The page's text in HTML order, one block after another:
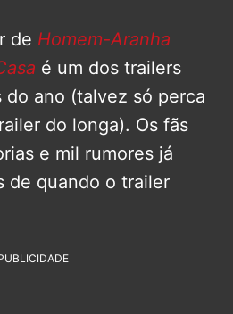
de Homem-Aranha
é um dos trailers
do ano (talvez só perca
do longa). Os fãs
e mil rumores já
de quando o trailer